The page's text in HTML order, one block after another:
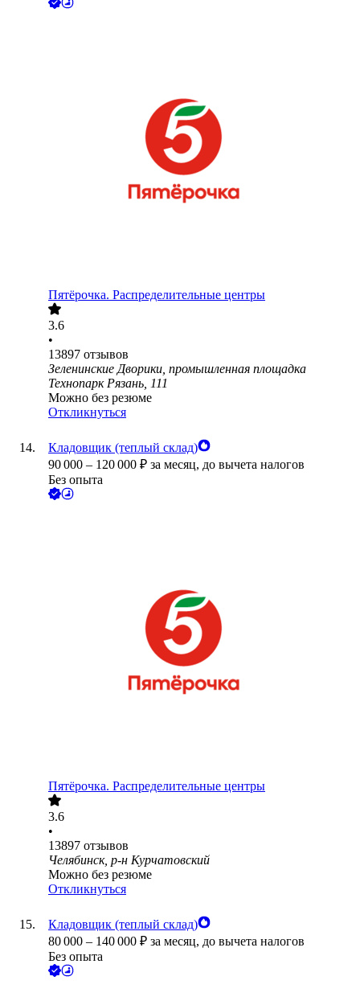
Пятёрочка. Распределительные центры
3.6
•
13897 отзывов
Зеленинские Дворики, промышленная площадка
Технопарк Рязань, 111
Можно без резюме
Откликнуться
Кладовщик (теплый склад)
90 000 – 120 000 ₽ за месяц, до вычета налогов
Без опыта
Пятёрочка. Распределительные центры
3.6
•
13897 отзывов
Челябинск, р-н Курчатовский
Можно без резюме
Откликнуться
Кладовщик (теплый склад)
80 000 – 140 000 ₽ за месяц, до вычета налогов
Без опыта